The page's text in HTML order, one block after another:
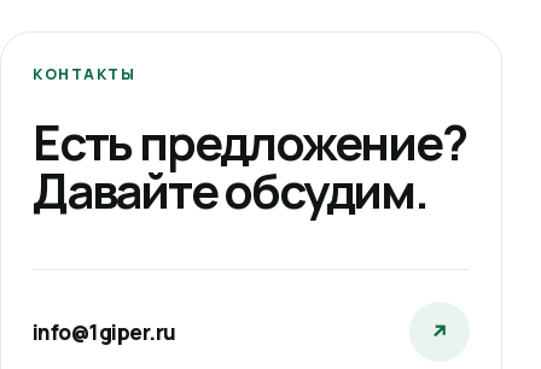
КОНТАКТЫ
Есть предложение?
Давайте обсудим.
info@1giper.ru ↗